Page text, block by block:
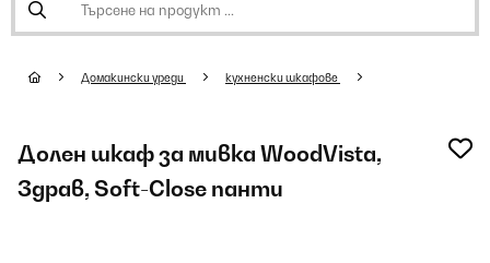
Домакински уреди кухненски шкафове
Долен шкаф за мивка WoodVista,
Здрав, Soft-Close панти